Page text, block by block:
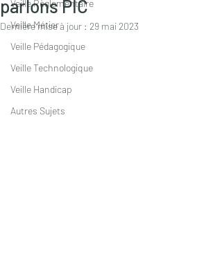
Veille Règlementaire
Veille Métier
Veille Pédagogique
Veille Technologique
Veille Handicap
Autres Sujets
parlons PIC
Dernière mise à jour : 29 mai 2023